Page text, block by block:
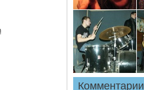
Комментарии